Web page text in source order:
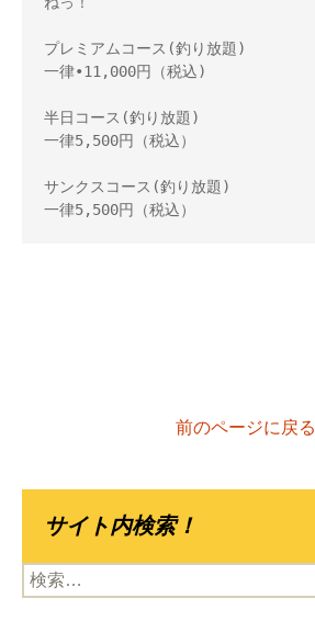
プレミアムコース(釣り放題)
一律•11,000円（税込)
半日コース(釣り放題)
一律5,500円（税込）
サンクスコース(釣り放題)
一律5,500円（税込）
前のページに戻る
サイト内検索！
検
索: